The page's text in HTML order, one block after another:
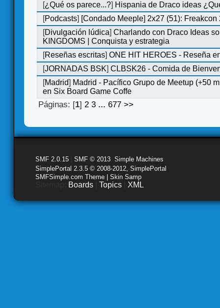
[¿Qué os parece...?] Hispania de Draco ideas
[Podcasts] [Condado Meeple] 2x27 (51): Freakcon
[Divulgación lúdica]Charlando con Draco Ideas
KINGDOMS | Conquista y estrategia
[Reseñas escritas]ONE HIT HEROES - Reseña
[JORNADAS BSK]CLBSK26 - Comida de
[Madrid] Madrid - Pacífico Grupo de Meetup (+50
en Six Board Game Coffe
Páginas: [1]2 3 ...677 >>
SMF 2.0.15 SMF © 2013 Simple Machines
SimplePortal 2.3.5 © 2008-2012, SimplePortal
SMFSimple.com Theme | Skin Samp
Boards Topics XML